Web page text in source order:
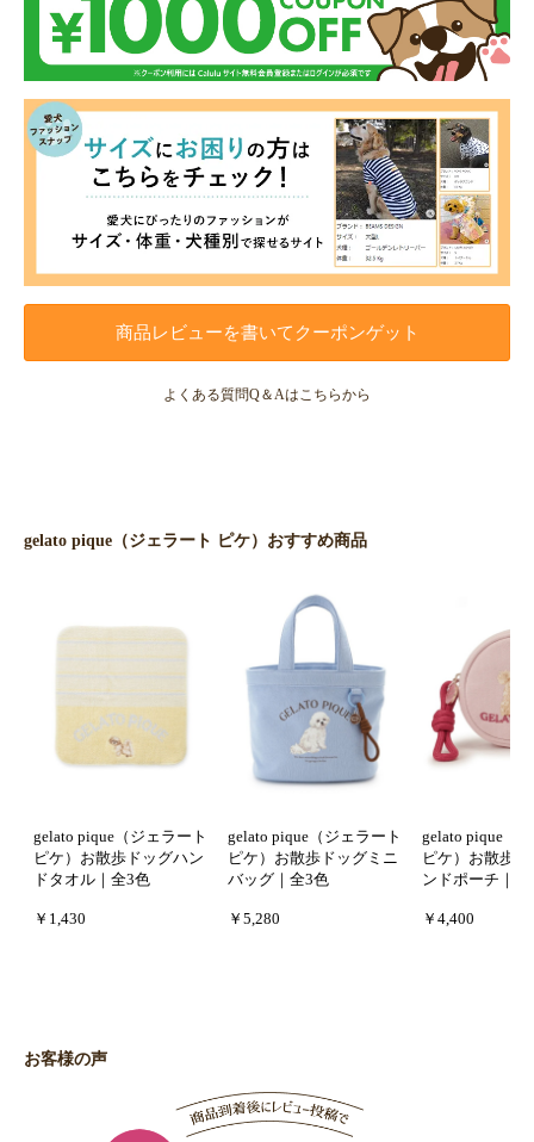
商品レビューを書いてクーポンゲット
よくある質問Q＆Aはこちらから
gelato pique（ジェラート ピケ）おすすめ商品
gelato pique（ジェラート
ピケ）お散歩ドッグハン
ドタオル｜全3色
￥1,430
gelato pique（ジェラート
ピケ）お散歩ドッグミニ
バッグ｜全3色
￥5,280
gelato pique（
ピケ）お散歩
ンドポーチ｜全
￥4,400
お客様の声